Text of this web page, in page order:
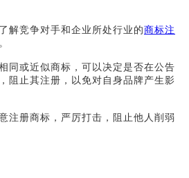
解竞争对手和企业所处行业的商标注
同或近似商标，可以决定是否在公告
阻止其注册，以免对自身品牌产生影
注册商标，严厉打击，阻止他人削弱